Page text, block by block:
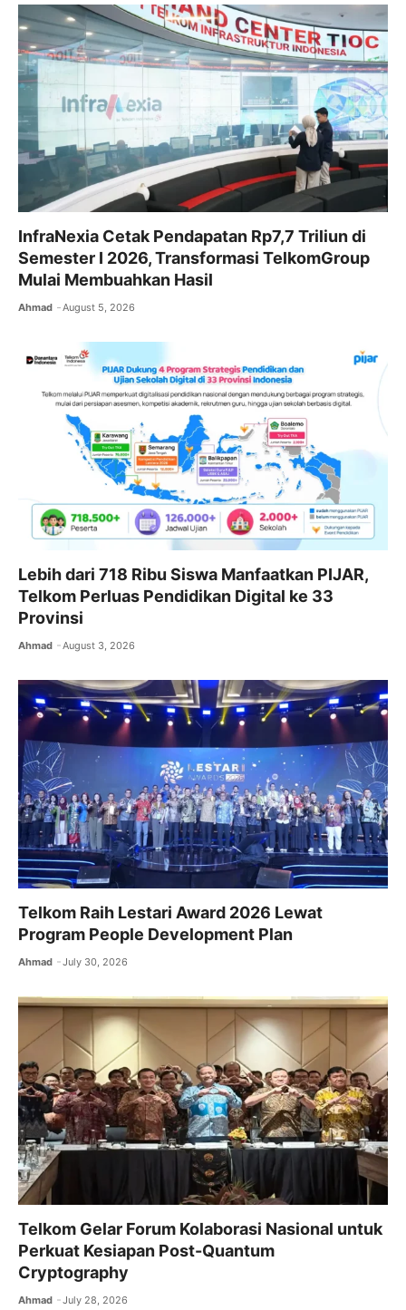
InfraNexia Cetak Pendapatan Rp7,7 Triliun di
Semester I 2026, Transformasi TelkomGroup
Mulai Membuahkan Hasil
Ahmad August 5, 2026
Lebih dari 718 Ribu Siswa Manfaatkan PIJAR,
Telkom Perluas Pendidikan Digital ke 33
Provinsi
Ahmad August 3, 2026
Telkom Raih Lestari Award 2026 Lewat
Program People Development Plan
Ahmad July 30, 2026
Telkom Gelar Forum Kolaborasi Nasional untuk
Perkuat Kesiapan Post-Quantum
Cryptography
Ahmad July 28, 2026